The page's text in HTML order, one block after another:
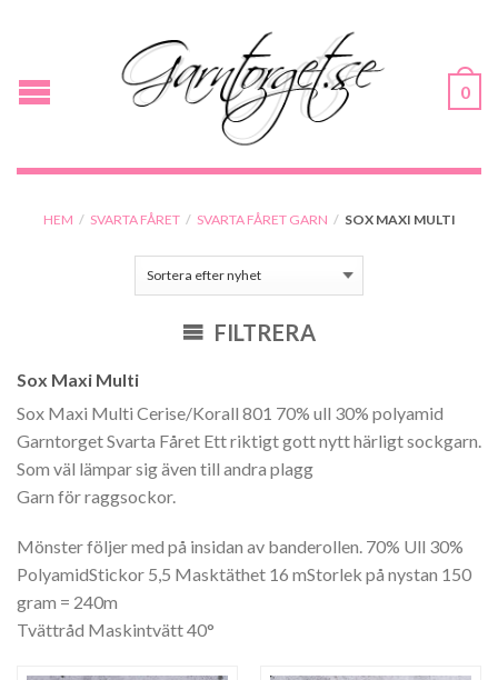
0
HEM / SVARTA FÅRET / SVARTA FÅRET GARN / SOX MAXI MULTI
FILTRERA
Sox Maxi Multi
Sox Maxi Multi Cerise/Korall 801 70% ull 30% polyamid
Garntorget Svarta Fåret Ett riktigt gott nytt härligt sockgarn.
Som väl lämpar sig även till andra plagg
Garn för raggsockor.
Mönster följer med på insidan av banderollen. 70% Ull 30%
PolyamidStickor 5,5 Masktäthet 16 mStorlek på nystan 150
gram = 240m
Tvättråd Maskintvätt 40°